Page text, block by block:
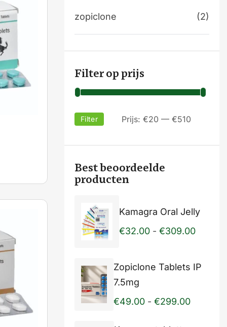
zopiclone (2)
Filter op prijs
Filter Prijs:€20 —€510
Best beoordeelde
producten
Kamagra Oral Jelly
€32.00 - €309.00
Zopiclone Tablets IP
7.5mg
€49.00 - €299.00